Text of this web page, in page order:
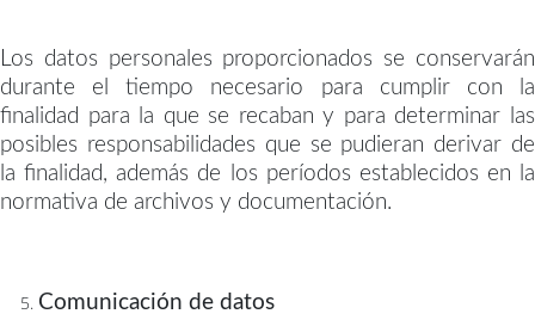
Los datos personales proporcionados se conservarán
durante el tiempo necesario para cumplir con la
finalidad para la que se recaban y para determinar las
posibles responsabilidades que se pudieran derivar de
la finalidad, además de los períodos establecidos en la
normativa de archivos y documentación.
Comunicación de datos